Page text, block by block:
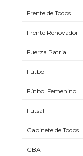
Frente de Todos
Frente Renovador
Fuerza Patria
Fútbol
Fútbol Femenino
Futsal
Gabinete de Todos
GBA